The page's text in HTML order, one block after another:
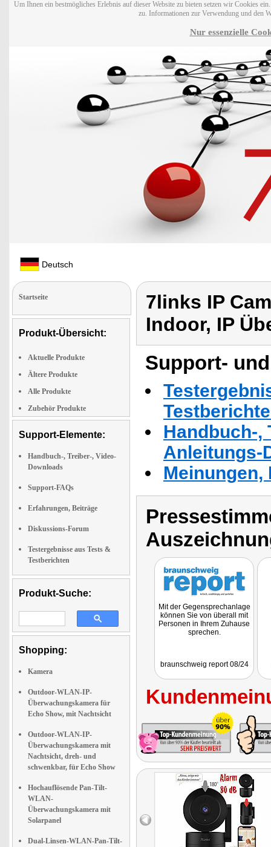
Um Ihnen ein bestmögliches Erlebnis auf dieser Website zu bieten setzen wir Cookies
zu. Informationen zur Verwendung und den
Nur essenzielle
Deutsch
Startseite
Produkt-Übersicht:
Aktuelle Produkte
Ältere Produkte
Alle Produkte
Zubehör Produkte
Support-Elemente:
Handbuch-, Treiber-, Video-
Downloads
Support-FAQs
Erfahrungen, Beiträge
Diskussions-Forum
Testergebnisse aus Tests &
Testberichten
Produkt-Suche:
Shopping:
Kamera
Outdoor-WLAN-IP-
Überwachungskamera für
Echo Show, mit Nachtsicht
Outdoor-WLAN-IP-
Überwachungskamera mit
Nachtsicht, dreh- und
schwenkbar, für Echo Show
Hochauflösende Pan-Tilt-
WLAN-
Überwachungskamera mit
Solarpanel
Dual-Linsen-WLAN-Pan-Tilt-
7links IP
Indoor, IP
Support-
Handbuch-,
Anleitungs-
Mit der Gegensprechanlage
können Sie von überall mit
Personen in Ihrem Zuhause
sprechen.
braunschweig report 08/24